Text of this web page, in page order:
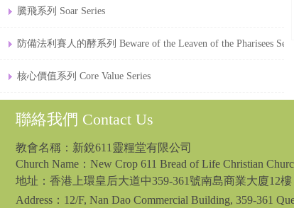
騰飛系列 Soar Series
防備法利賽人的酵系列 Beware of the Leaven of the Pharisees
核心價值系列 Core Value Series
聯絡我們 Contact Us
教會名稱：新銳611靈糧堂有限公司
Church Name：New Crop 611 Bread of Life Christian
地址： 香港上環皇后大道中359-361號南島商業大廈12樓
Address：12/F, Nan Dao Commercial Building, 359-361